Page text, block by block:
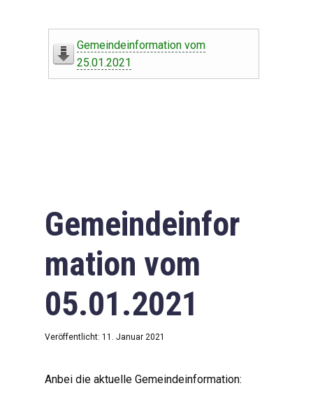
Gemeindeinformation vom
25.01.2021
Gemeindeinfor
mation vom
05.01.2021
Veröffentlicht: 11. Januar 2021
Anbei die aktuelle Gemeindeinformation: